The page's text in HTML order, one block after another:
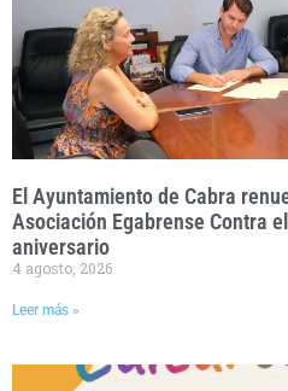
El Ayuntamiento de Cabra
Asociación Egabrense Contra
aniversario
4 agosto, 2026
Leer más »